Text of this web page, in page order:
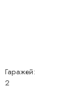
Гаражей:
2